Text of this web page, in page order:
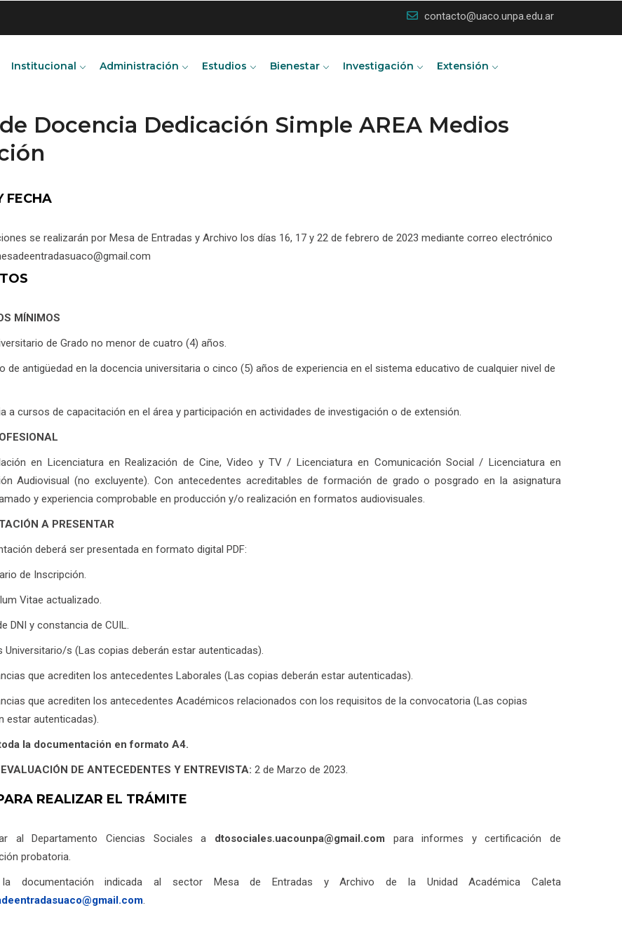
contacto@uaco.unpa.edu.ar
Institucional Administración Estudios Bienestar Investigación Extensión
Docencia Dedicación Simple AREA Medios
FECHA
se realizarán por Mesa de Entradas y Archivo los días 16, 17 y 22 de febrero de 2023 mediante correo electrónico
MÍNIMOS
de Grado no menor de cuatro (4) años.
de antigüedad en la docencia universitaria o cinco (5) años de experiencia en el sistema educativo de cualquier nivel de
a cursos de capacitación en el área y participación en actividades de investigación o de extensión.
en Licenciatura en Realización de Cine, Video y TV / Licenciatura en Comunicación Social / Licenciatura en
Audiovisual (no excluyente). Con antecedentes acreditables de formación de grado o posgrado en la asignatura
y experiencia comprobable en producción y/o realización en formatos audiovisuales.
A PRESENTAR
deberá ser presentada en formato digital PDF:
de Inscripción.
Vitae actualizado.
DNI y constancia de CUIL.
Universitario/s (Las copias deberán estar autenticadas).
que acrediten los antecedentes Laborales (Las copias deberán estar autenticadas).
que acrediten los antecedentes Académicos relacionados con los requisitos de la convocatoria (Las copias
estar autenticadas).
la documentación en formato A4.
DE ANTECEDENTES Y ENTREVISTA: 2 de Marzo de 2023.
REALIZAR EL TRÁMITE
al Departamento Ciencias Sociales a dtosociales.uacounpa@gmail.com para informes y certificación de
probatoria.
documentación indicada al sector Mesa de Entradas y Archivo de la Unidad Académica Caleta
.